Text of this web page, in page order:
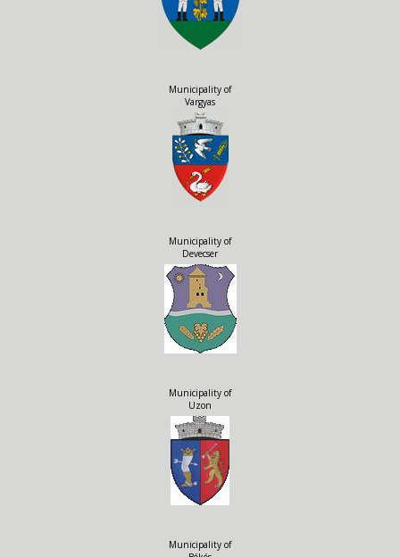
Municipality of
Vargyas
Municipality of
Devecser
Municipality of
Uzon
Municipality of